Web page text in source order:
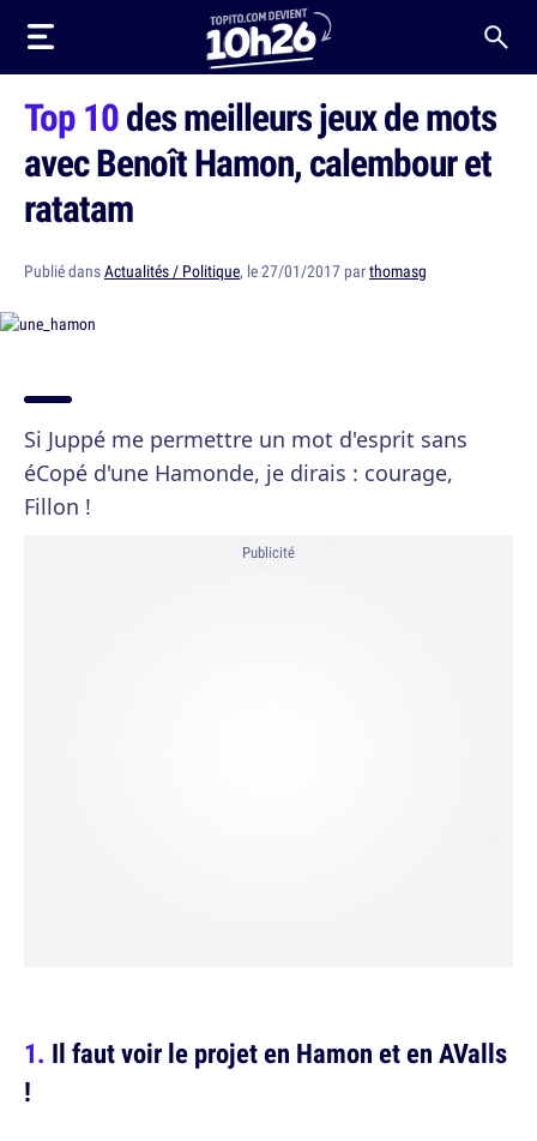
Top 10des meilleurs jeux de mots
avec Benoît Hamon, calembour et
ratatam
Publié dansActualités / Politique, le 27/01/2017 parthomasg
Si Juppé me permettre un mot d'esprit sans
éCopé d'une Hamonde, je dirais : courage,
Fillon !
Publicité
Il faut voir le projet en Hamon et en AValls
!